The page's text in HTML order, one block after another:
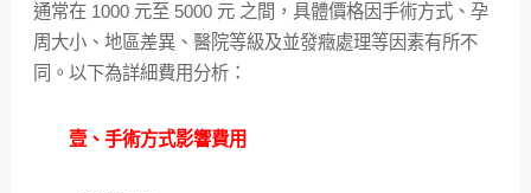
通常在 1000 元至 5000 元 之間，具體價格因手術方式、孕
周大小、地區差異、醫院等級及並發癥處理等因素有所不
同。以下為詳細費用分析：
壹、手術方式影響費用